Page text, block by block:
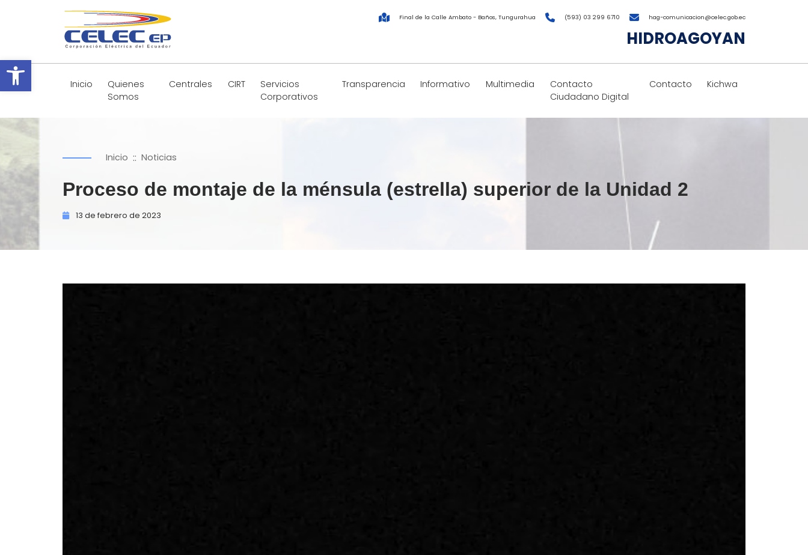
Abrir barra de herramientas
Final de la Calle Ambato - Baños, Tungurahua (593) 03 299 6710 hag-comunicacion@celec.gob.ec
HIDROAGOYAN
Inicio
Quienes
Somos
Centrales CIRT
Servicios
Corporativos
Transparencia Informativo Multimedia
Contacto
Ciudadano Digital
Contacto Kichwa
Inicio :: Noticias
Proceso de montaje de la ménsula (estrella) superior de la Unidad 2
13 de febrero de 2023